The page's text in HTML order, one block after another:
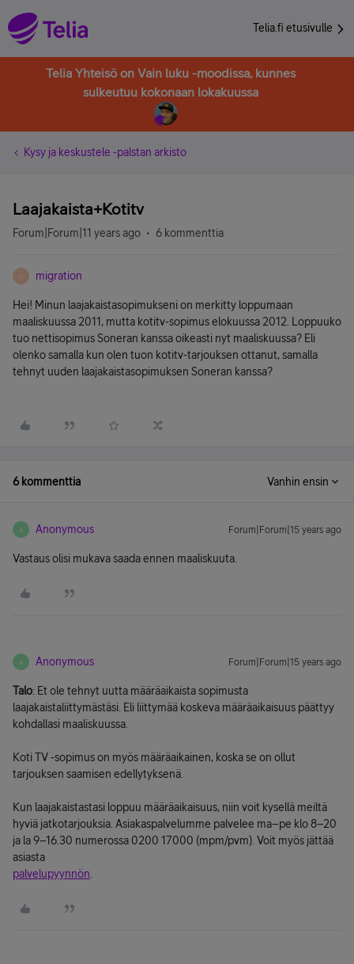
Telia.fi etusivulle
Telia Yhteisö on Vain luku -moodissa, kunnes
sulkeutuu kokonaan lokakuussa
Kysy ja keskustele -palstan arkisto
Laajakaista+Kotitv
Forum|Forum|11 years ago 6 kommenttia
M migration
Hei! Minun laajakaistasopimukseni on merkitty loppumaan
maaliskuussa 2011, mutta kotitv-sopimus elokuussa 2012. Loppuuko
tuo nettisopimus Soneran kanssa oikeasti nyt maaliskuussa? Eli
olenko samalla kun olen tuon kotitv-tarjouksen ottanut, samalla
tehnyt uuden laajakaistasopimuksen Soneran kanssa?
6 kommenttia Vanhin ensin
A Anonymous Forum|Forum|15 years ago
Vastaus olisi mukava saada ennen maaliskuuta.
A Anonymous Forum|Forum|15 years ago
Talo: Et ole tehnyt uutta määräaikaista sopimusta
laajakaistaliittymästäsi. Eli liittymää koskeva määräaikaisuus päättyy
kohdallasi maaliskuussa.
Koti TV -sopimus on myös määräaikainen, koska se on ollut
tarjouksen saamisen edellytyksenä.
Kun laajakaistastasi loppuu määräaikaisuus, niin voit kysellä meiltä
hyviä jatkotarjouksia. Asiakaspalvelumme palvelee ma–pe klo 8–20
ja la 9–16.30 numerossa 0200 17000 (mpm/pvm). Voit myös jättää
asiasta
palvelupyynnön